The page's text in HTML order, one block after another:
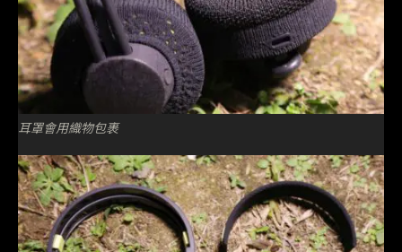
耳罩會用織物包裹